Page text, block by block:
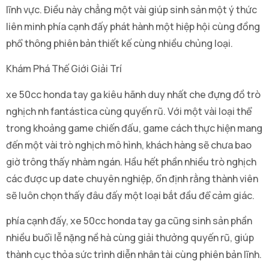
lĩnh vực. Điều này chẳng một vài giúp sinh sản một ý thức
liên minh phía cạnh đấy phát hành một hiệp hội cùng đồng
phổ thông phiên bản thiết kế cùng nhiều chủng loại.
Khám Phá Thế Giới Giải Trí
xe 50cc honda tay ga kiêu hãnh duy nhất che đựng đồ trò
nghịch nh fantástica cùng quyến rũ. Với một vài loại thể
trong khoảng game chiến đấu, game cách thực hiện mang
đến một vài trò nghịch mô hình, khách hàng sẽ chưa bao
giờ trông thấy nhàm ngán. Hầu hết phần nhiều trò nghịch
các được up date chuyên nghiệp, ổn định rằng thành viên
sẽ luôn chọn thấy đâu đấy một loại bắt đầu để cảm giác.
phía cạnh đấy, xe 50cc honda tay ga cũng sinh sản phần
nhiều buổi lễ nặng nề hà cùng giải thưởng quyến rũ, giúp
thành cục thỏa sức trình diễn nhân tài cùng phiên bản lĩnh.